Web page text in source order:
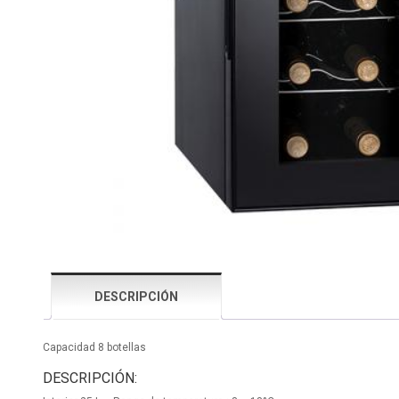
DESCRIPCIÓN
Capacidad 8 botellas
DESCRIPCIÓN: